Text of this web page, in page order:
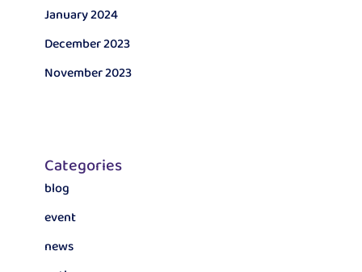
January 2024
December 2023
November 2023
Categories
blog
event
news